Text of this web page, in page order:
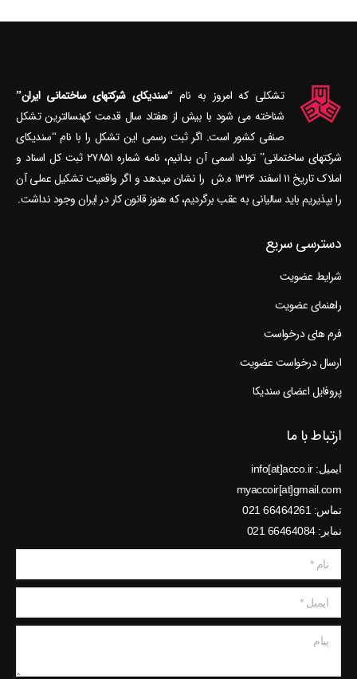
تشکلی که امروز به نام“سندیکای شرکتهای ساختمانی ایران”
شناخته می‎ شود با بیش از هفتاد سال قدمت کهنسال‎ترین تشکل
صنفی کشور است. اگر ثبت رسمی این تشکل را با نام “سندیکای
شرکتهای ساختمانی” تولد اسمی آن بدانیم، نامه شماره ۲۷۸۵۱ ثبت کل اسناد و
املاک تاریخ ۱۱ اسفند ۱۳۲۶ ه.ش را نشان می‎دهد و اگر واقعیت تشکیل عملی آن
را بپذیریم باید سالیانی به عقب برگردیم، که هنوز قانون کار در ایران وجود نداشت.
دسترسی سریع
شرایط عضویت
راهنمای عضویت
فرم های درخواست
ارسال درخواست عضویت
پروفایل اعضای سندیکا
ارتباط با ما
ایمیل: info[at]acco.ir
myaccoir[at]gmail.com
تماس: 66464261 021
نمابر: 66464084 021
نام *
ایمیل *